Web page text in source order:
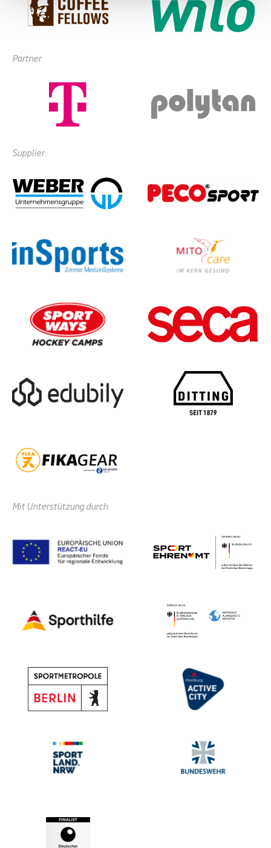
Partner
Supplier
Mit Unterstützung durch